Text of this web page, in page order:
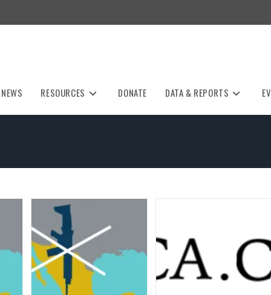
NEWS RESOURCES DONATE DATA & REPORTS